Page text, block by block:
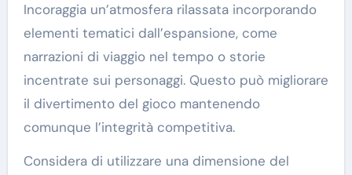
Incoraggia un’atmosfera rilassata incorporando
elementi tematici dall’espansione, come
narrazioni di viaggio nel tempo o storie
incentrate sui personaggi. Questo può migliorare
il divertimento del gioco mantenendo
comunque l’integrità competitiva.
Considera di utilizzare una dimensione del